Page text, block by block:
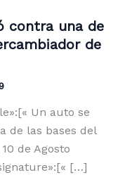
contra una de
de
Un auto se
de las bases del
de Agosto
[…]